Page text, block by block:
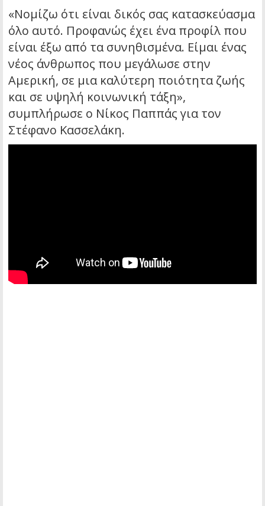
«Νομίζω ότι είναι δικός σας κατασκεύασμα
όλο αυτό. Προφανώς έχει ένα προφίλ που
είναι έξω από τα συνηθισμένα. Είμαι ένας
νέος άνθρωπος που μεγάλωσε στην
Αμερική, σε μια καλύτερη ποιότητα ζωής
και σε υψηλή κοινωνική τάξη»,
συμπλήρωσε ο Νίκος Παππάς για τον
Στέφανο Κασσελάκη.